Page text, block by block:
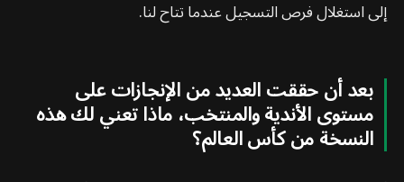
إلى استغلال فرص التسجيل عندما تتاح لنا.
بعد أن حققت العديد من الإنجازات على
مستوى الأندية والمنتخب، ماذا تعني لك هذه
النسخة من كأس العالم؟